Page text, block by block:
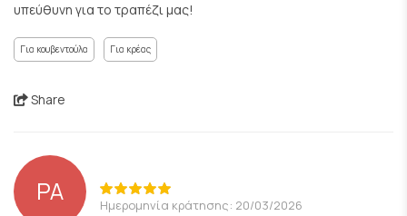
υπεύθυνη για το τραπέζι μας!
Για κουβεντούλα Για κρέας
Share
PA Ημερομηνία κράτησης: 20/03/2026